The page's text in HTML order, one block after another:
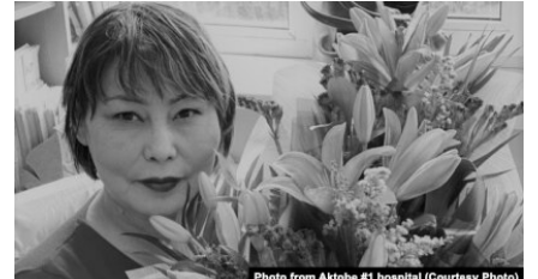
АРНАЙЫ ЖОБАЛАР
Русский
ЖАЗЫЛЫҢЫЗ
Басқа тілдерде